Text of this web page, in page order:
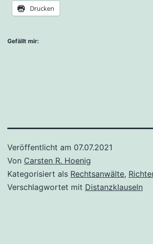
Drucken
Gefällt mir:
Veröffentlicht am 07.07.2021
Von Carsten R. Hoenig
Kategorisiert als Rechtsanwälte,
Verschlagwortet mit Distanzklauseln